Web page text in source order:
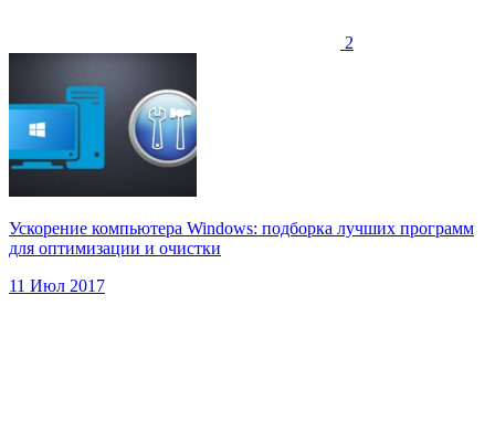
2
Ускорение компьютера Windows: подборка лучших программ
для оптимизации и очистки
11 Июл 2017